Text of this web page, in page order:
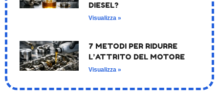
DIESEL?
Visualizza »
7 METODI PER RIDURRE
L’ATTRITO DEL MOTORE
Visualizza »